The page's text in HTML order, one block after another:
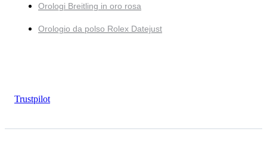
Orologi Breitling in oro rosa
Orologio da polso Rolex Datejust
Trustpilot